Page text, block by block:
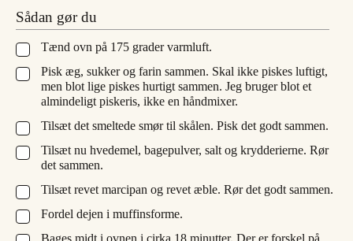
Sådan gør du
▢
Tænd ovn på 175 grader varmluft.
▢
Pisk æg, sukker og farin sammen. Skal ikke piskes luftigt,
men blot lige piskes hurtigt sammen. Jeg bruger blot et
almindeligt piskeris, ikke en håndmixer.
▢
Tilsæt det smeltede smør til skålen. Pisk det godt sammen.
▢
Tilsæt nu hvedemel, bagepulver, salt og krydderierne. Rør
det sammen.
▢
Tilsæt revet marcipan og revet æble. Rør det godt sammen.
▢
Fordel dejen i muffinsforme.